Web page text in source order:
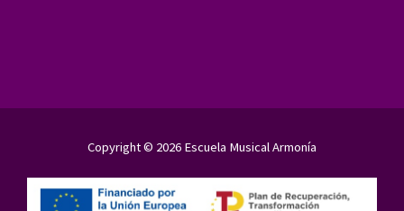
Copyright © 2026 Escuela Musical Armonía